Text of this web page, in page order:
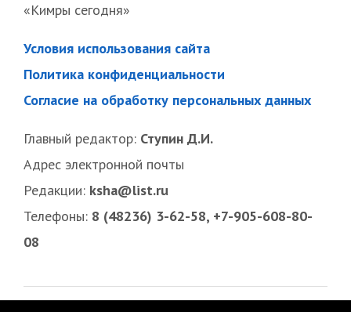
«Кимры сегодня»
Условия использования сайта
Политика конфиденциальности
Согласие на обработку персональных данных
Главный редактор: Ступин Д.И.
Адрес электронной почты
Редакции: ksha@list.ru
Телефоны: 8 (48236) 3-62-58, +7-905-608-80-
08